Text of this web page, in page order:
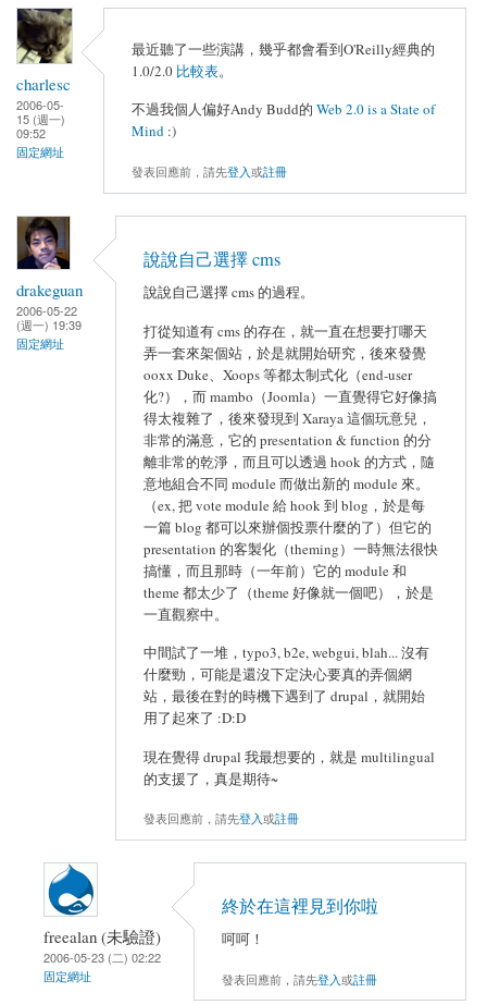
charlesc
2006-05-
15 (週一)
09:52
固定網址
最近聽了一些演講，幾乎都會看到O'Reilly經典的
1.0/2.0 比較表。
不過我個人偏好Andy Budd的 Web 2.0 is a State of
Mind :)
發表回應前，請先登入或註冊
drakeguan
2006-05-22
(週一) 19:39
固定網址
說說自己選擇 cms
說說自己選擇 cms 的過程。
打從知道有 cms 的存在，就一直在想要打哪天
弄一套來架個站，於是就開始研究，後來發覺
ooxx Duke、Xoops 等都太制式化（end-user
化?），而 mambo（Joomla）一直覺得它好像搞
得太複雜了，後來發現到 Xaraya 這個玩意兒，
非常的滿意，它的 presentation & function 的分
離非常的乾淨，而且可以透過 hook 的方式，隨
意地組合不同 module 而做出新的 module 來。
（ex, 把 vote module 給 hook 到 blog，於是每
一篇 blog 都可以來辦個投票什麼的了）但它的
presentation 的客製化（theming）一時無法很快
搞懂，而且那時（一年前）它的 module 和
theme 都太少了（theme 好像就一個吧），於是
一直觀察中。
中間試了一堆，typo3, b2e, webgui, blah... 沒有
什麼勁，可能是還沒下定決心要真的弄個網
站，最後在對的時機下遇到了 drupal，就開始
用了起來了 :D:D
現在覺得 drupal 我最想要的，就是 multilingual
的支援了，真是期待~
發表回應前，請先登入或註冊
freealan (未驗證)
2006-05-23 (二) 02:22
固定網址
終於在這裡見到你啦
呵呵！
發表回應前，請先登入或註冊